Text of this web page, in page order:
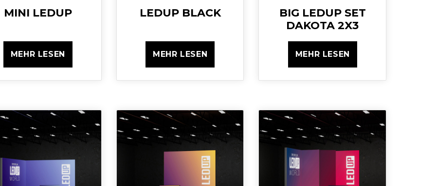
MINI LEDUP
MEHR LESEN
LEDUP BLACK
MEHR LESEN
BIG LEDUP SET
DAKOTA 2X3
MEHR LESEN